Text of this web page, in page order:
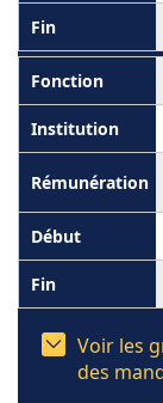
Voir les
des